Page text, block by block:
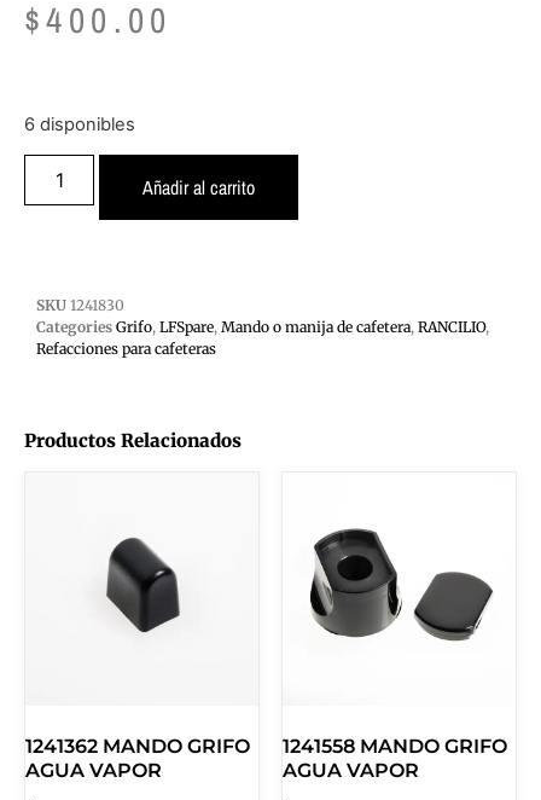
$400.00
6 disponibles
Añadir al carrito
SKU 1241830
Categories Grifo, LFSpare, Mando o manija de cafetera, RANCILIO,
Refacciones para cafeteras
Productos Relacionados
1241362 MANDO GRIFO
AGUA VAPOR
1241558 MANDO GRIFO
AGUA VAPOR